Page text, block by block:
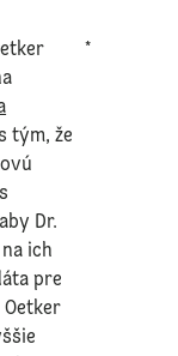
tým, že
Dr.
ich
pre
Oetker
*